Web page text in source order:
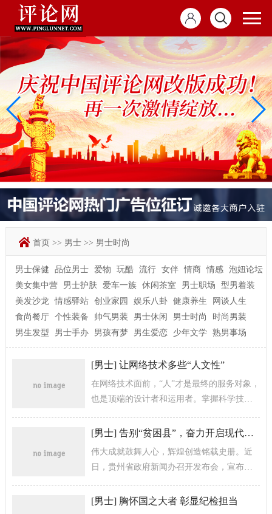
首页 >> 男士 >> 男士时尚
男士保健 品位男士 爱物 玩酷 流行 女伴 情商 情感
泡妞论坛
美女集中营
男士护肤 爱车一族 休闲茶室 男士职场
型男着装
美发沙龙
情感驿站 创业家园 娱乐八卦 健康养生
网谈人生
食尚餐厅
个性装备 帅气男装 男士休闲 男士时尚
时尚男装
男生发型
男士手办 男孩有梦 男生爱恋 少年文学 熟男事场
[男士] 让网络技术多些“人文性”
在网络技术面前，“人”才是最终的服务对象，
也是顶端的设计者和运用者。掌握科学技术
其中拥簇更多获得感...
[男士] 告别“贫困县”，奋力开启现代化建设之旅
伟大成就鼓舞人心，辉煌创造铭载史册。近
日，贵州省政府新闻办召开发布会，宣布经
县、纳雍县、威宁县、赫章县、沿河县、榕...
[男士] 胸怀国之大者 彰显纪检担当